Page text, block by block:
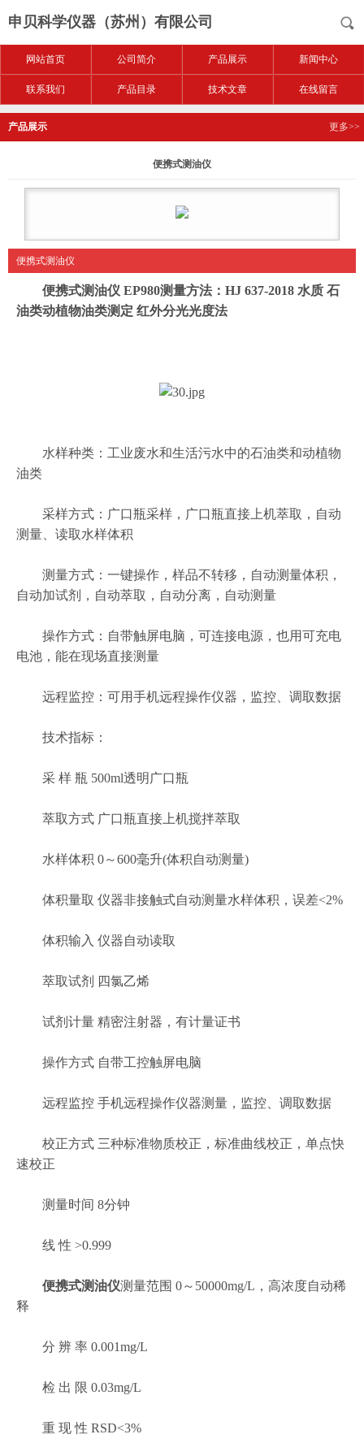
申贝科学仪器（苏州）有限公司
网站首页 公司简介 产品展示 新闻中心
联系我们 产品目录 技术文章 在线留言
产品展示 更多>>
便携式测油仪
便携式测油仪
便携式测油仪 EP980测量方法：HJ 637-2018 水质 石
油类动植物油类测定 红外分光光度法
水样种类：工业废水和生活污水中的石油类和动植物
油类
采样方式：广口瓶采样，广口瓶直接上机萃取，自动
测量、读取水样体积
测量方式：一键操作，样品不转移，自动测量体积，
自动加试剂，自动萃取，自动分离，自动测量
操作方式：自带触屏电脑，可连接电源，也用可充电
电池，能在现场直接测量
远程监控：可用手机远程操作仪器，监控、调取数据
技术指标：
采 样 瓶 500ml透明广口瓶
萃取方式 广口瓶直接上机搅拌萃取
水样体积 0～600毫升(体积自动测量)
体积量取 仪器非接触式自动测量水样体积，误差<2%
体积输入 仪器自动读取
萃取试剂 四氯乙烯
试剂计量 精密注射器，有计量证书
操作方式 自带工控触屏电脑
远程监控 手机远程操作仪器测量，监控、调取数据
校正方式 三种标准物质校正，标准曲线校正，单点快
速校正
测量时间 8分钟
线 性 >0.999
便携式测油仪测量范围 0～50000mg/L，高浓度自动稀
释
分 辨 率 0.001mg/L
检 出 限 0.03mg/L
重 现 性 RSD<3%